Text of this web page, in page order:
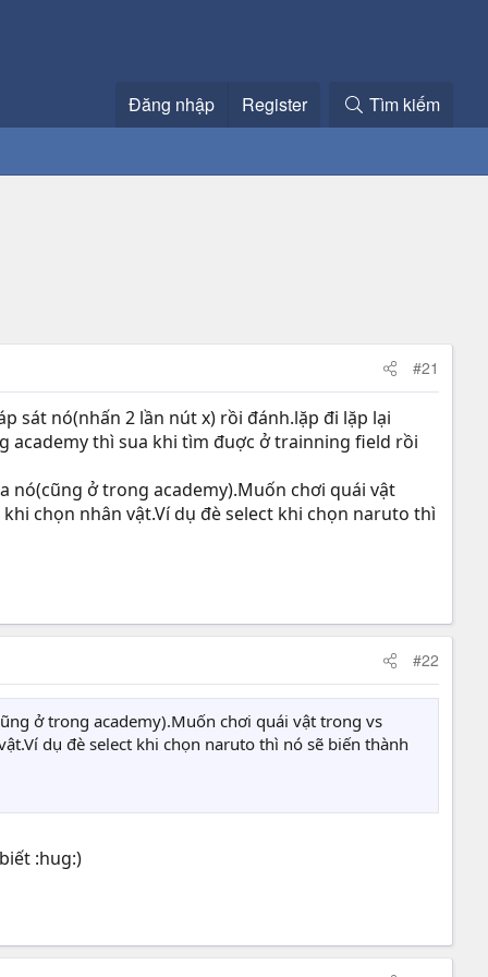
Đăng nhập Register Tìm kiếm
#21
sát nó(nhấn 2 lần nút x) rồi đánh.lặp đi lặp lại
academy thì sua khi tìm đuợc ở trainning field rồi
nó(cũng ở trong academy).Muốn chơi quái vật
chọn nhân vật.Ví dụ đè select khi chọn naruto thì
#22
ở trong academy).Muốn chơi quái vật trong vs
dụ đè select khi chọn naruto thì nó sẽ biến thành
:hug:)